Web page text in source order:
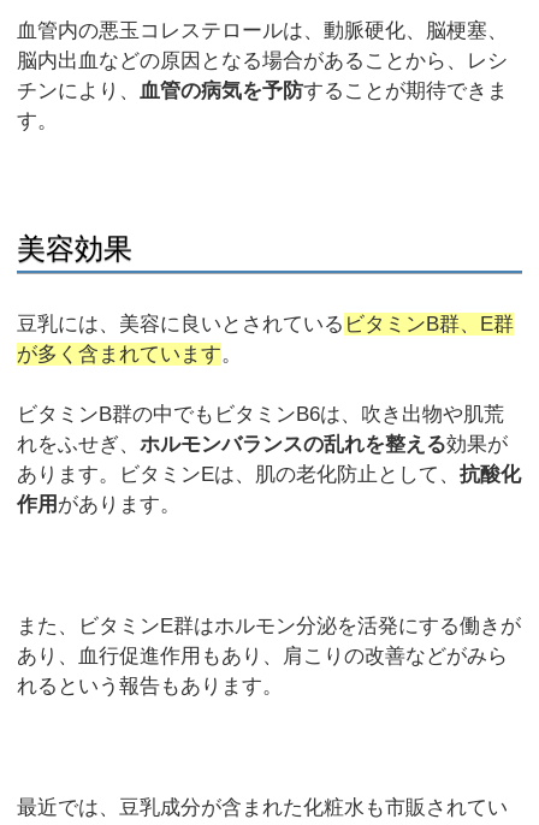
血管内の悪玉コレステロールは、動脈硬化、脳梗塞、
脳内出血などの原因となる場合があることから、レシ
チンにより、血管の病気を予防することが期待できま
す。
美容効果
豆乳には、美容に良いとされている ビタミンB群、E群
が多く含まれています。
ビタミンB群の中でもビタミンB6は、吹き出物や肌荒
れをふせぎ、ホルモンバランスの乱れを整える効果が
あります。ビタミンEは、肌の老化防止として、抗酸化
作用 があります。
また、ビタミンE群はホルモン分泌を活発にする働きが
あり、血行促進作用もあり、肩こりの改善などがみら
れるという報告もあります。
最近では、豆乳成分が含まれた化粧水も市販されてい